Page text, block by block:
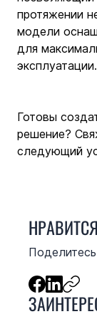
протяжении
модели
для
эксплуатации.
Готовы
решение?
следующий